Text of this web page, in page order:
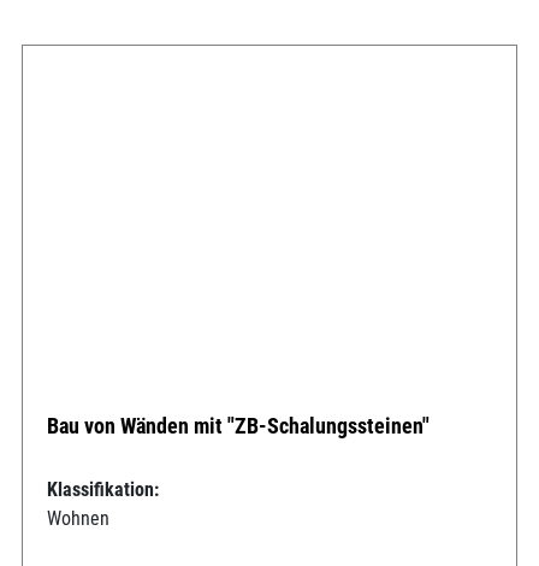
Bau von Wänden mit "ZB-Schalungssteinen"
Klassifikation:
Wohnen